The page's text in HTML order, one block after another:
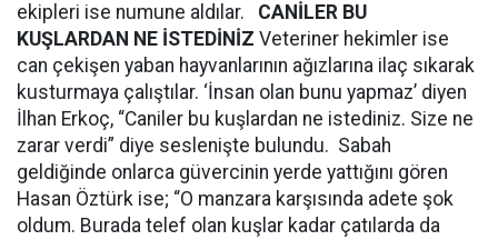
ekipleri ise numune aldılar. CANİLER BU
KUŞLARDAN NE İSTEDİNİZ Veteriner hekimler ise
can çekişen yaban hayvanlarının ağızlarına ilaç sıkarak
kusturmaya çalıştılar. ‘İnsan olan bunu yapmaz’ diyen
İlhan Erkoç, “Caniler bu kuşlardan ne istediniz. Size ne
zarar verdi” diye seslenişte bulundu. Sabah
geldiğinde onlarca güvercinin yerde yattığını gören
Hasan Öztürk ise; “O manzara karşısında adete şok
oldum. Burada telef olan kuşlar kadar çatılarda da